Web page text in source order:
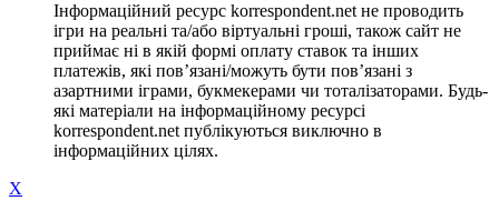
Інформаційний ресурс korrespondent.net не проводить
ігри на реальні та/або віртуальні гроші, також сайт не
приймає ні в якій формі оплату ставок та інших
платежів, які пов’язані/можуть бути пов’язані з
азартними іграми, букмекерами чи тоталізаторами. Будь-
які матеріали на інформаційному ресурсі
korrespondent.net публікуються виключно в
інформаційних цілях.
X